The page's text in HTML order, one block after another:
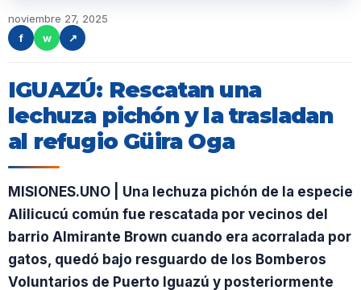
noviembre 27, 2025
f
w ↗
IGUAZÚ: Rescatan una
lechuza pichón y la trasladan
al refugio Güira Oga
MISIONES.UNO | Una lechuza pichón de la especie
Alilicucú común fue rescatada por vecinos del
barrio Almirante Brown cuando era acorralada por
gatos, quedó bajo resguardo de los Bomberos
Voluntarios de Puerto Iguazú y posteriormente